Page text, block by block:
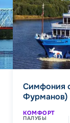
Симфония
Фурманов)
КОМФОРТ
ПАЛУБЫ